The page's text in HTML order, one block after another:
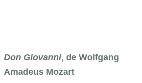
Don Giovanni, de Wolfgang
Amadeus Mozart